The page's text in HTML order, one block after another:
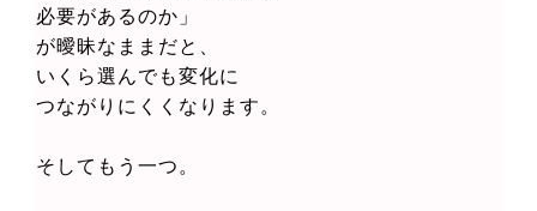
必要があるのか」
が曖昧なままだと、
いくら選んでも変化に
つながりにくくなります。
そしてもう一つ。